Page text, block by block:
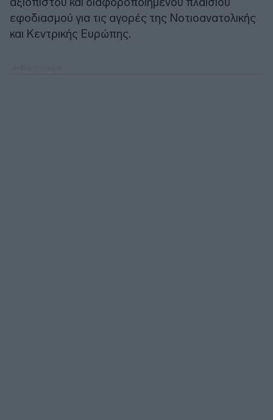
εφοδιασμού για τις αγορές της Νοτιοανατολικής
και Κεντρικής Ευρώπης.